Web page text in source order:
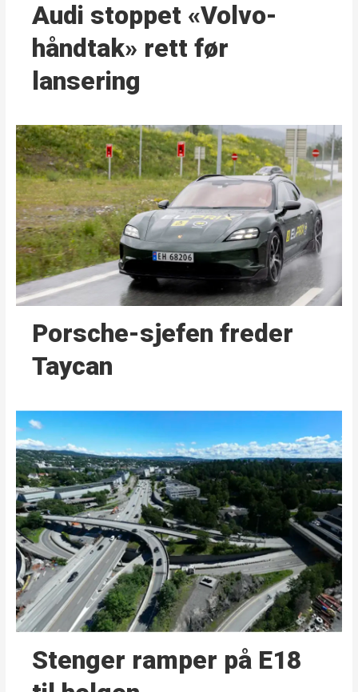
Audi stoppet «Volvo-
håndtak» rett før
lansering
Porsche-sjefen freder
Taycan
Stenger ramper på E18